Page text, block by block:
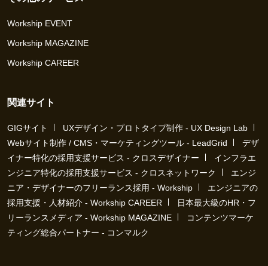
Workship EVENT
Workship MAGAZINE
Workship CAREER
関連サイト
GIGサイト
UXデザイン・プロトタイプ制作 - UX Design Lab
Webサイト制作 / CMS・マーケティングツール - LeadGrid
デザ
イナー特化の採用支援サービス - クロスデザイナー
インフラエ
ンジニア特化の採用支援サービス - クロスネットワーク
エンジ
ニア・デザイナーのフリーランス採用 - Workship
エンジニアの
採用支援・人材紹介 - Workship CAREER
日本最大級のHR・フ
リーランスメディア - Workship MAGAZINE
コンテンツマーケ
ティング総合パートナー - コンマルク